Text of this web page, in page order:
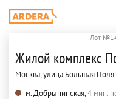
Лот
Жилой комплекс
Москва, улица Большая
м. Добрынинская,4 мин.